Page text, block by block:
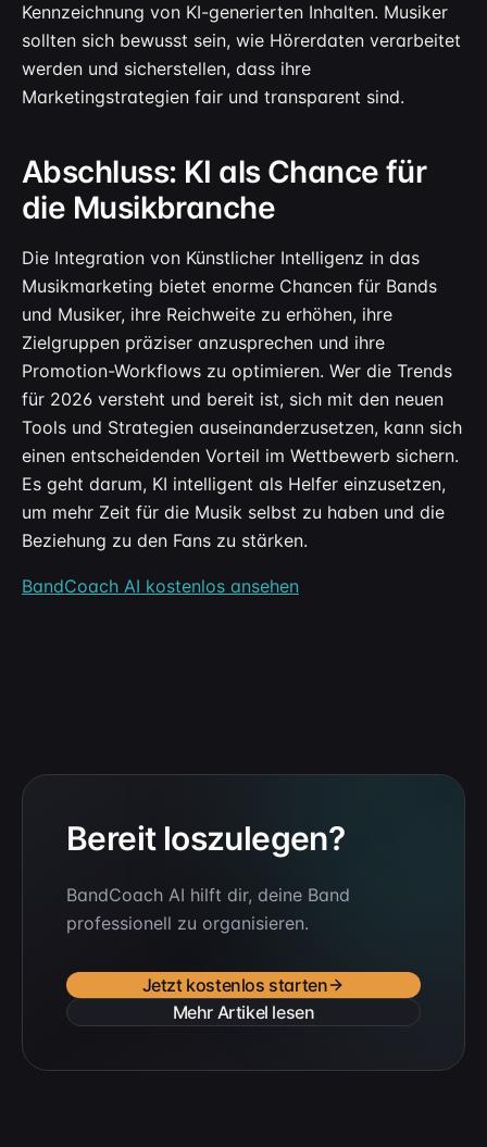
Kennzeichnung von KI-generierten Inhalten. Musiker
sollten sich bewusst sein, wie Hörerdaten verarbeitet
werden und sicherstellen, dass ihre
Marketingstrategien fair und transparent sind.
Abschluss: KI als Chance für
die Musikbranche
Die Integration von Künstlicher Intelligenz in das
Musikmarketing bietet enorme Chancen für Bands
und Musiker, ihre Reichweite zu erhöhen, ihre
Zielgruppen präziser anzusprechen und ihre
Promotion-Workflows zu optimieren. Wer die Trends
für 2026 versteht und bereit ist, sich mit den neuen
Tools und Strategien auseinanderzusetzen, kann sich
einen entscheidenden Vorteil im Wettbewerb sichern.
Es geht darum, KI intelligent als Helfer einzusetzen,
um mehr Zeit für die Musik selbst zu haben und die
Beziehung zu den Fans zu stärken.
BandCoach AI kostenlos ansehen
Bereit loszulegen?
BandCoach AI hilft dir, deine Band
professionell zu organisieren.
Jetzt kostenlos starten
Mehr Artikel lesen